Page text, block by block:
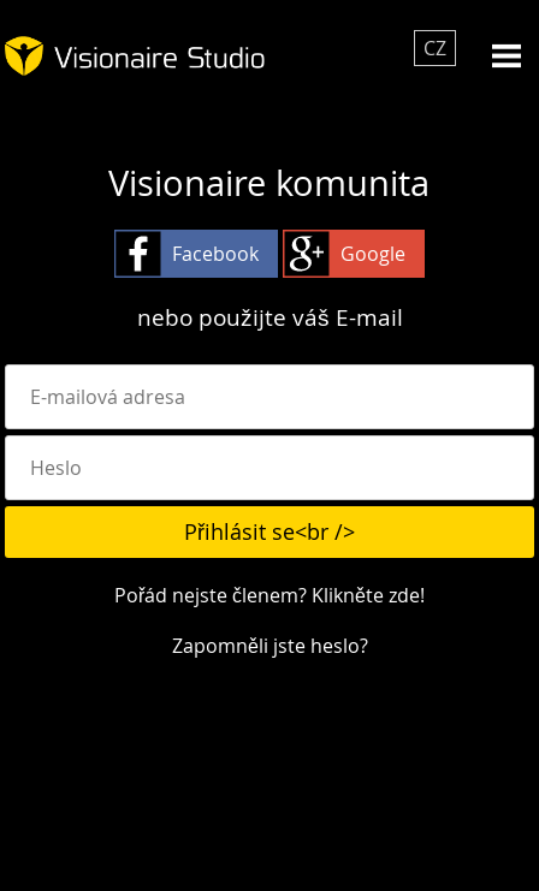
CZ
Visionaire komunita
Facebook Google
nebo použijte váš E-mail
Pořád nejste členem? Klikněte zde!
Zapomněli jste heslo?